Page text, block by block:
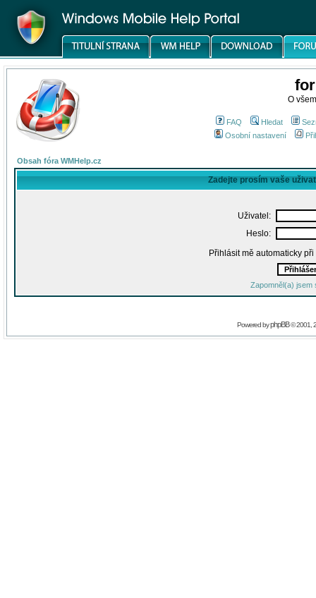
O
FAQ Hledat
Osobní nastavení
Obsah fóra WMHelp.cz
Zadejte prosím vaše
Uživatel:
Heslo:
Přihlásit mě automaticky
Zapomněl(a) jsem
Powered byphpBB© 2001,